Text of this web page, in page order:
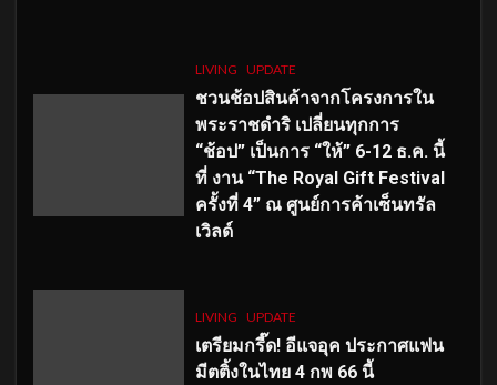
LIVING UPDATE
ชวนช้อปสินค้าจากโครงการใน
พระราชดำริ เปลี่ยนทุกการ
“ช้อป” เป็นการ “ให้” 6-12 ธ.ค. นี้
ที่ งาน “The Royal Gift Festival
ครั้งที่ 4” ณ ศูนย์การค้าเซ็นทรัล
เวิลด์
LIVING UPDATE
เตรียมกรี๊ด! อีแจอุค ประกาศแฟน
มีตติ้งในไทย 4 กพ 66 นี้